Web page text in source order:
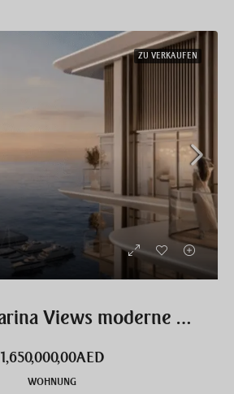
ZU VERKAUFEN
EMAAR Marina Views moderne 1 Zimmer Wohnung
1,650,000,00AED
WOHNUNG